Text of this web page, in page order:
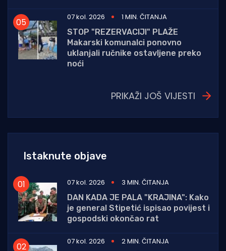
07 kol. 2026
1 MIN. ČITANJA
STOP "REZERVACIJI" PLAŽE
Makarski komunalci ponovno
uklanjali ručnike ostavljene preko
noći
PRIKAŽI JOŠ VIJESTI
Istaknute objave
07 kol. 2026
3 MIN. ČITANJA
DAN KADA JE PALA "KRAJINA": Kako
je general Stipetić ispisao povijest i
gospodski okončao rat
07 kol. 2026
2 MIN. ČITANJA